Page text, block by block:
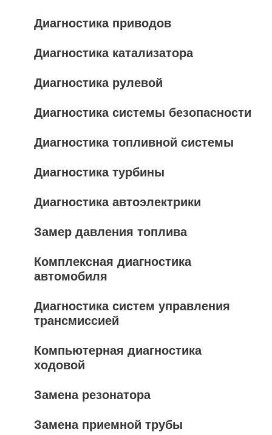
Диагностика приводов
Диагностика катализатора
Диагностика рулевой
Диагностика системы безопасности
Диагностика топливной системы
Диагностика турбины
Диагностика автоэлектрики
Замер давления топлива
Комплексная диагностика
автомобиля
Диагностика систем управления
трансмиссией
Компьютерная диагностика
ходовой
Замена резонатора
Замена приемной трубы